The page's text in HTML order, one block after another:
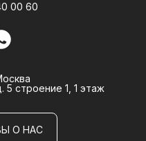
00 60
5 строение 1, 1 этаж
О НАС